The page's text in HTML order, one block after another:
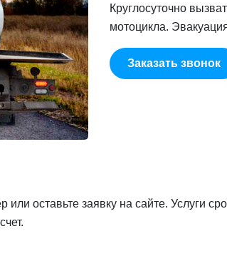
Круглосуточно
мотоцикла.
Заказать звонок
оставьте заявку на сайте. Услуги